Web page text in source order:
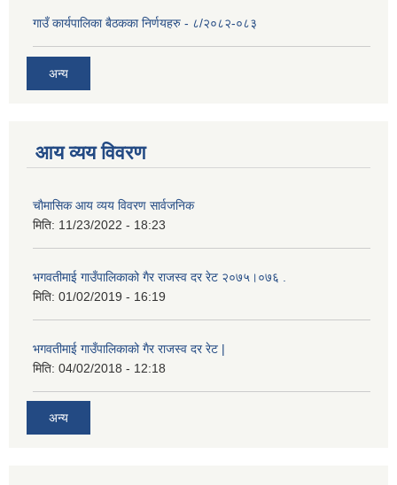
गाउँ कार्यपालिका बैठकका निर्णयहरु - ८/२०८२-०८३
अन्य
आय व्यय विवरण
चाैमासिक आय व्यय विवरण सार्वजनिक
मिति: 11/23/2022 - 18:23
भगवतीमाई गाउँपालिकाको गैर राजस्व दर रेट २०७५।०७६ .
मिति: 01/02/2019 - 16:19
भगवतीमाई गाउँपालिकाको गैर राजस्व दर रेट |
मिति: 04/02/2018 - 12:18
अन्य